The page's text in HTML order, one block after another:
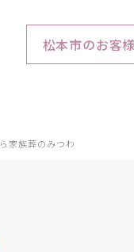
家族葬のみつわ
松本市のお客